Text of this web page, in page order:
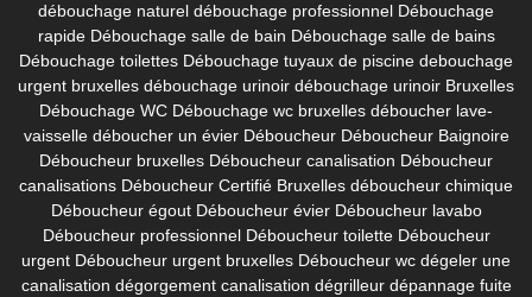
débouchage naturel débouchage professionnel Débouchage
rapide Débouchage salle de bain Débouchage salle de bains
Débouchage toilettes Débouchage tuyaux de piscine debouchage
urgent bruxelles débouchage urinoir débouchage urinoir Bruxelles
Débouchage WC Débouchage wc bruxelles déboucher lave-
vaisselle déboucher un évier Déboucheur Déboucheur Baignoire
Déboucheur bruxelles Déboucheur canalisation Déboucheur
canalisations Déboucheur Certifié Bruxelles déboucheur chimique
Déboucheur égout Déboucheur évier Déboucheur lavabo
Déboucheur professionnel Déboucheur toilette Déboucheur
urgent Déboucheur urgent bruxelles Déboucheur wc dégeler une
canalisation dégorgement canalisation dégrilleur dépannage fuite